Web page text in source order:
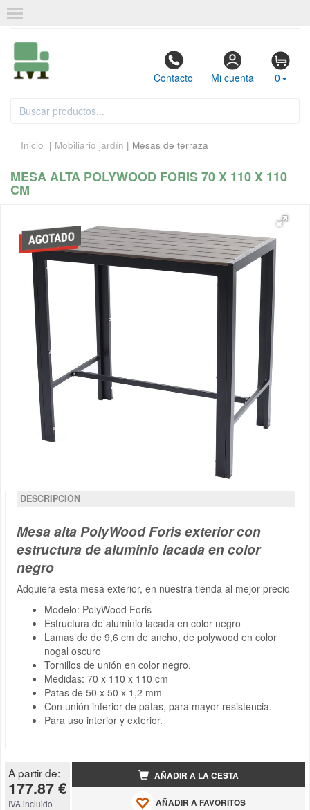
Contacto Mi cuenta 0
Inicio | Mobiliario jardín | Mesas de terraza
MESA ALTA POLYWOOD FORIS 70 X 110 X 110
CM
DESCRIPCIÓN
Mesa alta PolyWood Foris exterior con
estructura de aluminio lacada en color
negro
Adquiera esta mesa exterior, en nuestra tienda al mejor precio
Modelo: PolyWood Foris
Estructura de aluminio lacada en color negro
Lamas de de 9,6 cm de ancho, de polywood en color
nogal oscuro
Tornillos de unión en color negro.
Medidas: 70 x 110 x 110 cm
Patas de 50 x 50 x 1,2 mm
Con unión inferior de patas, para mayor resistencia.
Para uso interior y exterior.
A partir de:
177.87 €
IVA incluido
AÑADIR A LA CESTA
AÑADIR A FAVORITOS